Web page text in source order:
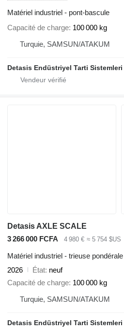
Matériel industriel - pont-bascule
Capacité de charge 100 000 kg
Turquie, SAMSUN/ATAKUM
Detasis Endüstriyel Tarti Sistemleri
Detasis AXLE SCALE
3 266 000 FCFA
4 980 € ≈ 5 754 $US
Matériel industriel - trieuse pondérale
2026
État neuf
Capacité de charge 100 000 kg
Turquie, SAMSUN/ATAKUM
Detasis Endüstriyel Tarti Sistemleri